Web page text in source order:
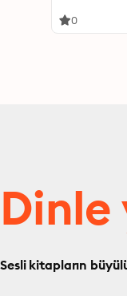
0
Dinle
Sesli kitapların